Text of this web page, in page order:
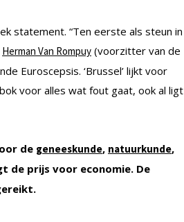
statement. “Ten eerste als steun in
Herman Van Rompuy (voorzitter van de
Euroscepsis. ‘Brussel’ lijkt voor
voor alles wat fout gaat, ook al ligt
de geneeskunde, natuurkunde,
de prijs voor economie. De